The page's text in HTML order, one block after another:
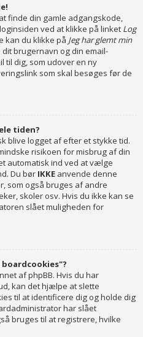
finde din gamle adgangskode,
ved at klikke på linket Log
kan du klikke på Jeg har glemt min
brugernavn og din email-
til dig, som udover en ny
som skal besøges før de
tiden?
blive logget af efter et stykke tid.
risikoen for misbrug af din
automatisk ind ved at vælge
Du bør IKKE anvende denne
som også bruges af andre
skoler osv. Hvis du ikke kan se
slået muligheden for
af phpBB. Hvis du har
kan det hjælpe at slette
til at identificere dig og holde dig
har slået
bruges til at registrere, hvilke